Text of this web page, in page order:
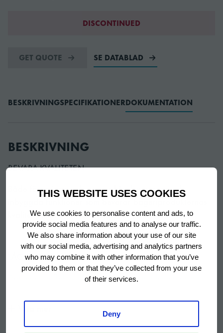
THIS WEBSITE USES COOKIES
We use cookies to personalise content and ads, to
provide social media features and to analyse our traffic.
We also share information about your use of our site
with our social media, advertising and analytics partners
who may combine it with other information that you’ve
provided to them or that they’ve collected from your use
of their services.
Deny
DISCONTINUED
GET QUOTE SE DATABLAD
BESKRIVNINGSPECIFIKATIONERDOKUMENTATION
BESKRIVNING
BEVARA KVALITETEN
Både förvarings- och processkåp levereras med
inbyggda funktioner som bevarar bageriprodukternas
kvalitet hela tiden. Läs mer på följande sidor.
LÅGA KOSTNADER
Den energieffektiva kyltekniken som implementeras i
hålla driftskostnader nere varje dag.